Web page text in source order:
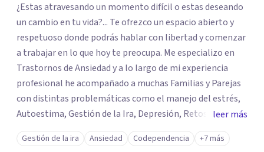
¿Estas atravesando un momento difícil o estas deseando
un cambio en tu vida?... Te ofrezco un espacio abierto y
respetuoso donde podrás hablar con libertad y comenzar
a trabajar en lo que hoy te preocupa. Me especializo en
Trastornos de Ansiedad y a lo largo de mi experiencia
profesional he acompañado a muchas Familias y Parejas
con distintas problemáticas como el manejo del estrés,
Autoestima, Gestión de la Ira, Depresión, Retos en la
Crianza, Codependencia, Celos, entre otros. Cuento con
más de 12 años de experiencia en el área de la Salud
leer más
Gestión de la ira Ansiedad Codependencia +7 más